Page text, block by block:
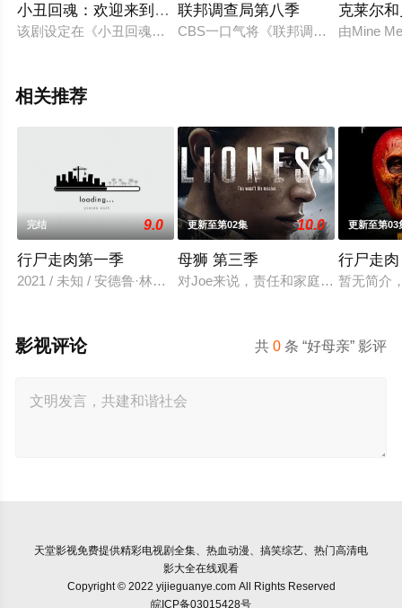
小丑回魂：欢迎来到德里镇第一季
该剧设定在《小丑回魂》的27年前，讲述小丑潘尼怀斯的起源故
联邦调查局第八季
CBS一口气将《联邦调查局》续订至
克莱尔
由Mine
相关推荐
完结 9.0
行尸走肉第一季
2021 / 未知 / 安德鲁·林肯,乔·博恩瑟,劳瑞·侯登,莎拉·韦恩·卡丽
更新至第02集 10.0
母狮 第三季
对Joe来说，责任和家庭的内忧外患
更新至第03
行尸走
暂无简介
共0 条 “好母亲” 影评
影视评论
天堂影视免费提供精彩电视剧全集、热血动漫、搞笑综艺、热门高清电
影大全在线观看
Copyright © 2022 yijieguanye.com All Rights Reserved
皖ICP备03015428号